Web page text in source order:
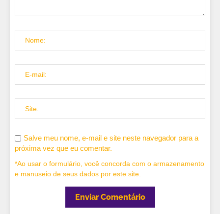
Salve meu nome, e-mail e site neste navegador para a
próxima vez que eu comentar.
*Ao usar o formulário, você concorda com o armazenamento
e manuseio de seus dados por este site.